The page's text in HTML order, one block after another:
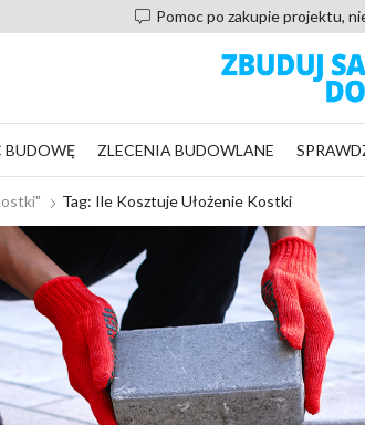
Pomoc po zakupie projektu,
BUDOWĘ ZLECENIA BUDOWLANE
Tag: Ile Kosztuje Ułożenie Kostki